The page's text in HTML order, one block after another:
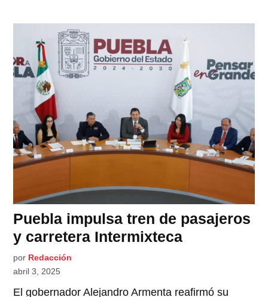
Puebla impulsa tren de pasajeros
y carretera Intermixteca
por Redacción
abril 3, 2025
El gobernador Alejandro Armenta reafirmó su